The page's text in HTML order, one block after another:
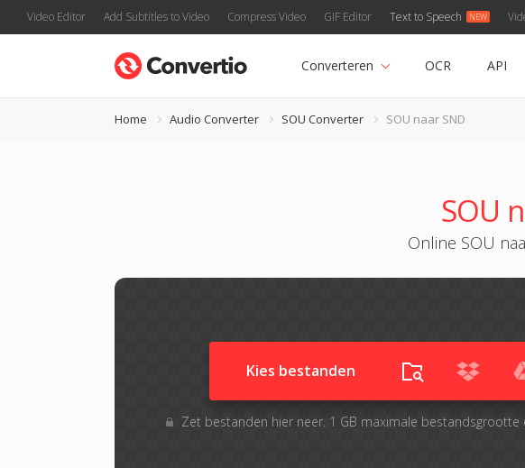
Video Editor Add Subtitles to Video Compress Video GIF Editor Text to Speech
Converteren OCR API
Home Audio Converter SOU Converter SOU naar SND
SOU
Online SOU
Kies bestanden
Zet bestanden hier neer. 1 GB maximale bestandsgrootte